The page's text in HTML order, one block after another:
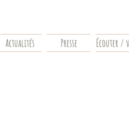
Actualités Presse Écouter /